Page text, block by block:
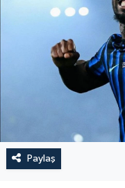
Paylaş